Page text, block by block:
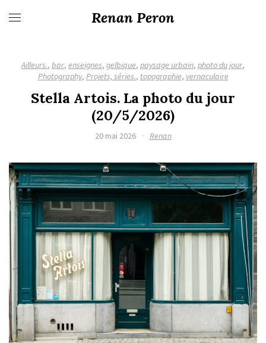
Renan Peron
Ailleurs., bar, enseignes, gelbique, paysage urbain, photo du jour,
Photography, Projets, séries., topographie, vernaculaire
Stella Artois. La photo du jour
(20/5/2026)
20 mai 2026 · Renan